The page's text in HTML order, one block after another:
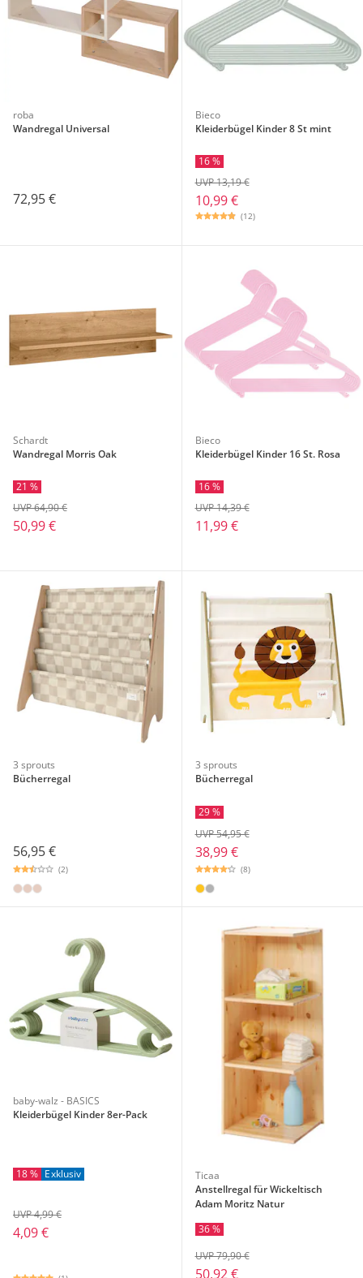
roba
Wandregal Universal
72,95 €
Bieco
Kleiderbügel Kinder 8 St mint
16 %
10,99 €
UVP 13,19 €
(12)
Schardt
Wandregal Morris Oak
21 %
50,99 €
UVP 64,90 €
Bieco
Kleiderbügel Kinder 16 St. Rosa
16 %
11,99 €
UVP 14,39 €
3 sprouts
Bücherregal
56,95 €
(2)
3 sprouts
Bücherregal
29 %
38,99 €
UVP 54,95 €
(8)
baby-walz - BASICS
Kleiderbügel Kinder 8er-Pack
18 % Exklusiv
4,09 €
UVP 4,99 €
Ticaa
Anstellregal für Wickeltisch
Adam Moritz Natur
36 %
50,92 €
UVP 79,90 €